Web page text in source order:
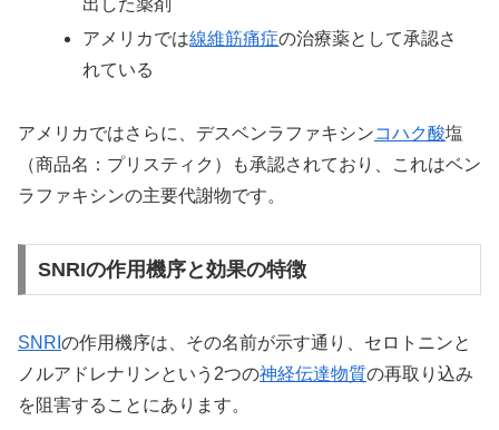
出した薬剤
アメリカでは線維筋痛症の治療薬として承認さ
れている
アメリカではさらに、デスベンラファキシンコハク酸塩
（商品名：プリスティク）も承認されており、これはベン
ラファキシンの主要代謝物です。
SNRIの作用機序と効果の特徴
SNRI の作用機序は、その名前が示す通り、セロトニンと
ノルアドレナリンという2つの神経伝達物質の再取り込み
を阻害することにあります。